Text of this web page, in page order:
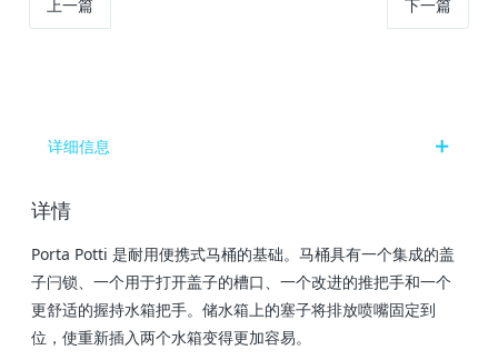
上一篇 下一篇
详细信息
详情
Porta Potti 是耐用便携式马桶的基础。马桶具有一个集成的盖
子闩锁、一个用于打开盖子的槽口、一个改进的推把手和一个
更舒适的握持水箱把手。储水箱上的塞子将排放喷嘴固定到
位，使重新插入两个水箱变得更加容易。